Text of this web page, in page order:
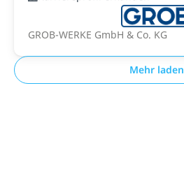
GROB-WERKE GmbH & Co. KG
Mehr laden